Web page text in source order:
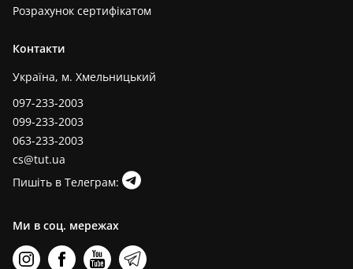
Розрахунок сертифікатом
Контакти
Україна, м. Хмельницький
097-233-2003
099-233-2003
063-233-2003
cs@tut.ua
Пишіть в Телеграм:
Ми в соц. мережах